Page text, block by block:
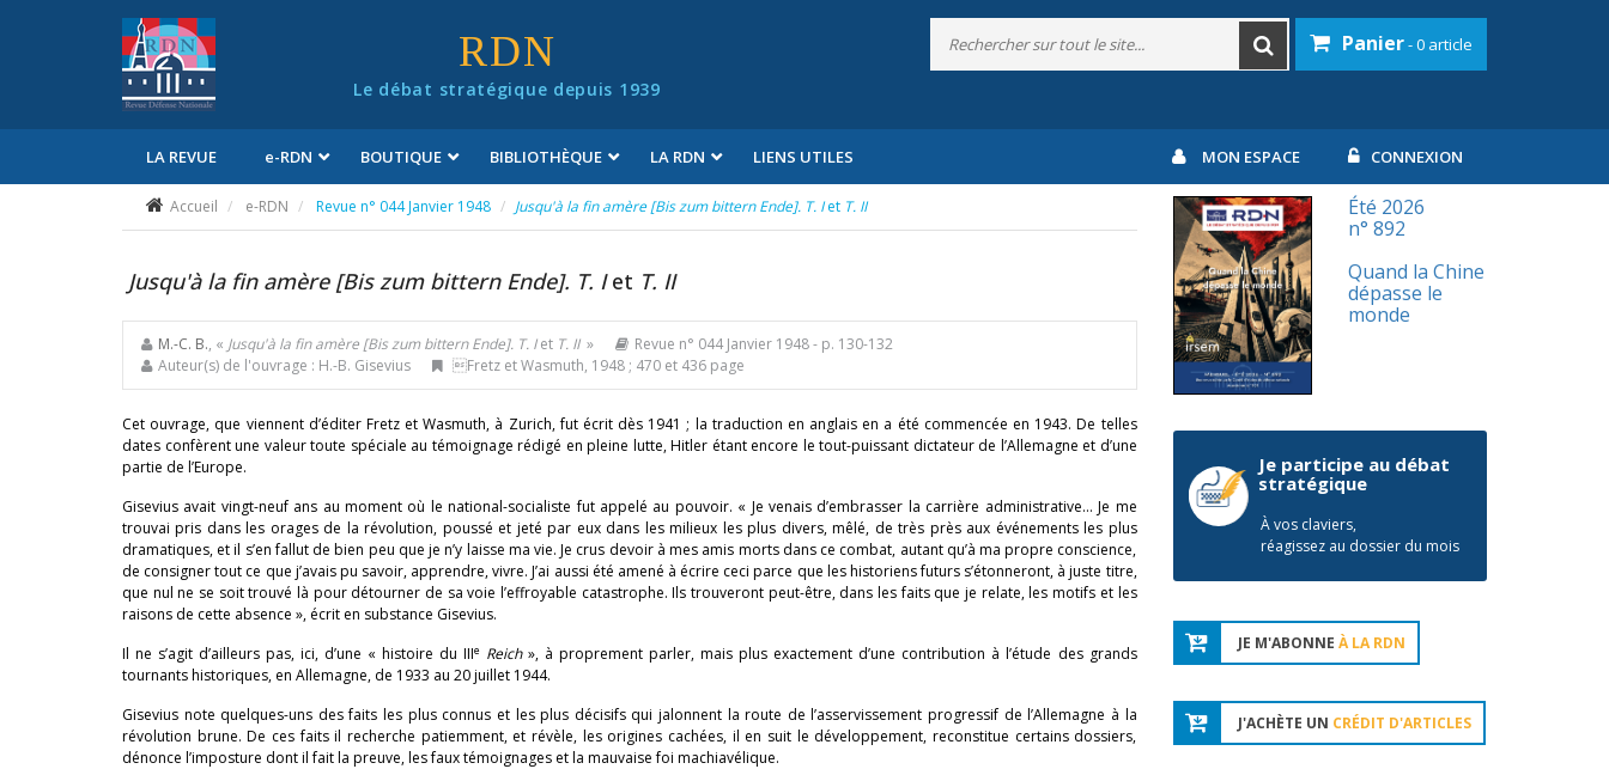
RDN
Le débat stratégique depuis 1939
Panier- 0 article
LA REVUE e-RDN BOUTIQUE BIBLIOTHÈQUE LA RDN LIENS UTILES MON ESPACE CONNEXION
Accueil e-RDN Revue n° 044 Janvier 1948 Jusqu'à la fin amère [Bis zum bittern Ende]. T. Iet T. II
Jusqu'à la fin amère [Bis zum bittern Ende]. T. Iet T. II
M.-C. B., « Jusqu'à la fin amère [Bis zum bittern Ende]. T. Iet T. II» Revue n° 044 Janvier 1948- p. 130-132
Auteur(s) de l'ouvrage : H.-B. Gisevius
Fretz et Wasmuth, 1948 ; 470 et 436 page
Cet ouvrage, que viennent d’éditer Fretz et Wasmuth, à Zurich, fut écrit dès 1941 ; la traduction en anglais en a été commencée en 1943. De telles
dates confèrent une valeur toute spéciale au témoignage rédigé en pleine lutte, Hitler étant encore le tout-puissant dictateur de l’Allemagne et d’une
partie de l’Europe.
Gisevius avait vingt-neuf ans au moment où le national-socialiste fut appelé au pouvoir. « Je venais d’embrasser la carrière administrative… Je me
trouvai pris dans les orages de la révolution, poussé et jeté par eux dans les milieux les plus divers, mêlé, de très près aux événements les plus
dramatiques, et il s’en fallut de bien peu que je n’y laisse ma vie. Je crus devoir à mes amis morts dans ce combat, autant qu’à ma propre conscience,
de consigner tout ce que j’avais pu savoir, apprendre, vivre. J’ai aussi été amené à écrire ceci parce que les historiens futurs s’étonneront, à juste titre,
que nul ne se soit trouvé là pour détourner de sa voie l’effroyable catastrophe. Ils trouveront peut-être, dans les faits que je relate, les motifs et les
raisons de cette absence », écrit en substance Gisevius.
Il ne s’agit d’ailleurs pas, ici, d’une « histoire du IIIe Reich», à proprement parler, mais plus exactement d’une contribution à l’étude des grands
tournants historiques, en Allemagne, de 1933 au 20 juillet 1944.
Gisevius note quelques-uns des faits les plus connus et les plus décisifs qui jalonnent la route de l’asservissement progressif de l’Allemagne à la
révolution brune. De ces faits il recherche patiemment, et révèle, les origines cachées, il en suit le développement, reconstitue certains dossiers,
dénonce l’imposture dont il fait la preuve, les faux témoignages et la mauvaise foi machiavélique.
Été 2026
n° 892
Quand la Chine
dépasse le
monde
Je participe au débat
stratégique
À vos claviers,
réagissez au dossier du mois
JE M'ABONNE À LA RDN
J'ACHÈTE UN CRÉDIT D'ARTICLES